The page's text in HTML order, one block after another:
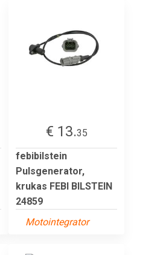
€ 13.35
febibilstein
Pulsgenerator,
krukas FEBI BILSTEIN
24859
Motointegrator